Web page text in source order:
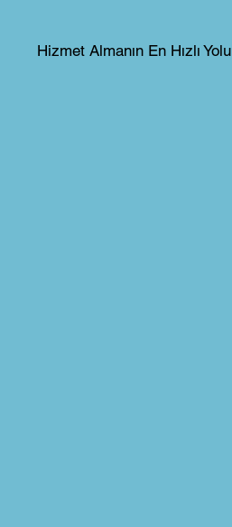
Hizmet Almanın En Hızlı Yolu